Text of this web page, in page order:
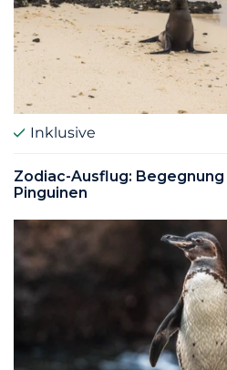
Inklusive
Zodiac-Ausflug:
Pinguinen